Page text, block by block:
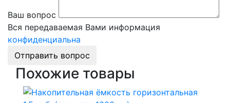
Ваш вопрос
Вся передаваемая Вами информация
конфиденциальна
Отправить вопрос
Похожие товары